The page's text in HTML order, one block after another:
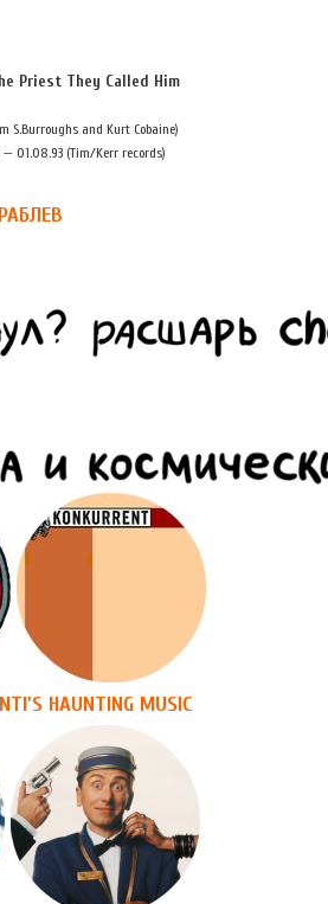
Priest They Called Him
S.Burroughs and Kurt Cobaine)
— 01.08.93 (Tim/Kerr records)